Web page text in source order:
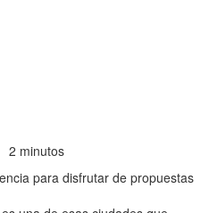
2 minutos
para disfrutar de propuestas